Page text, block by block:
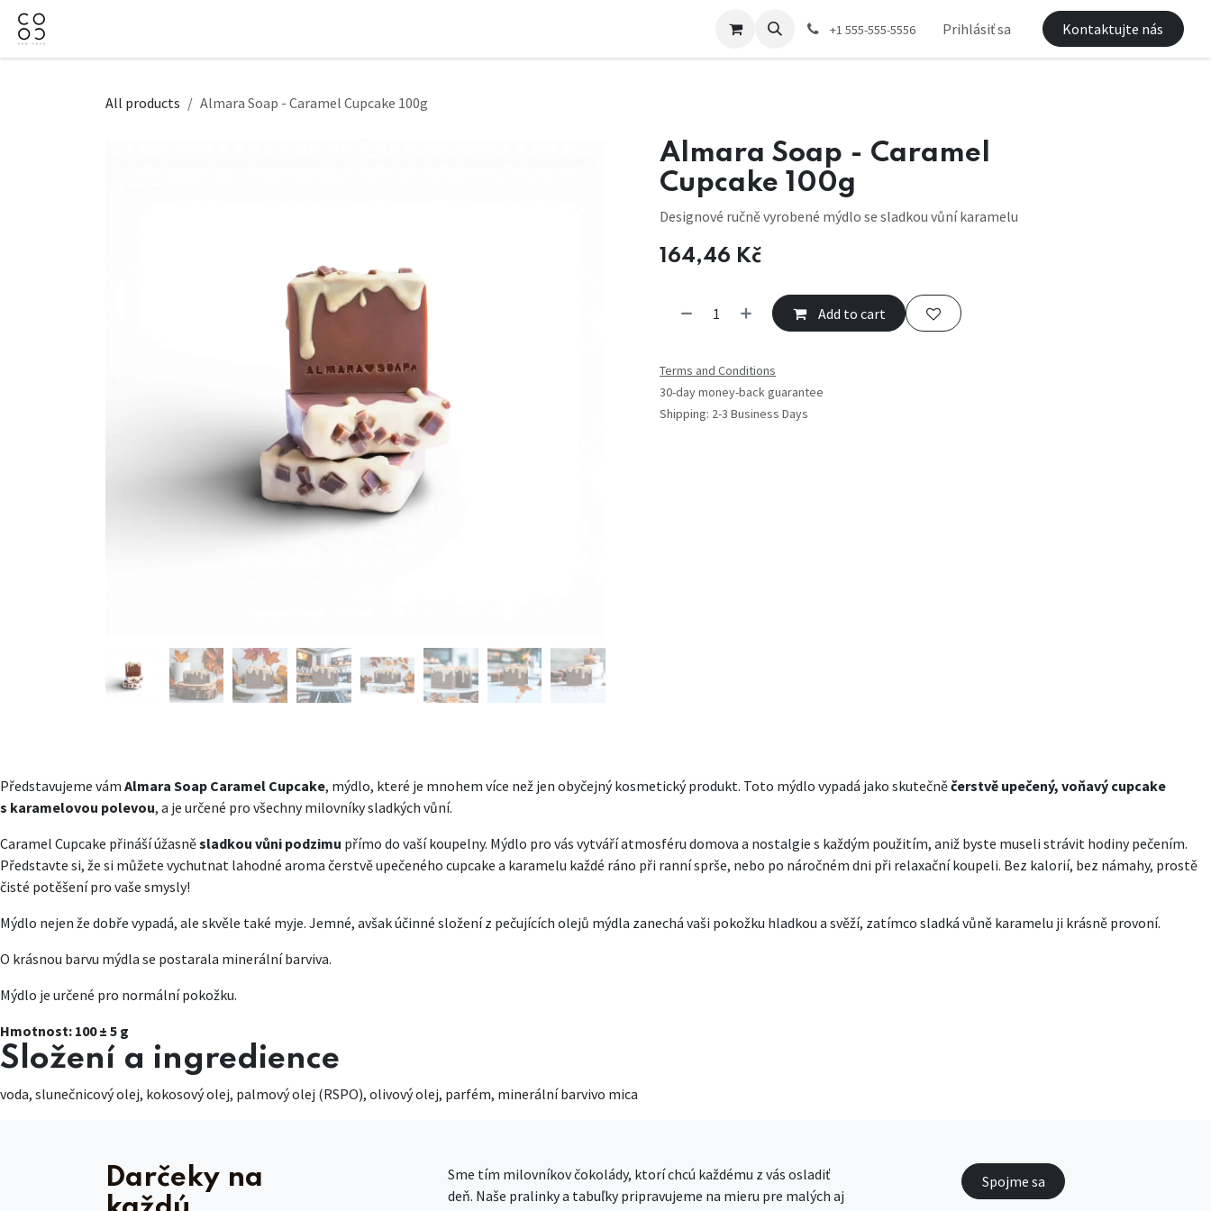
Skip to Content
+1 555-555-5556 Prihlásiť sa Kontaktujte nás
All products Almara Soap - Caramel Cupcake 100g
Almara Soap - Caramel
Cupcake 100g
Designové ručně vyrobené mýdlo se sladkou vůní karamelu
164,46 Kč
Add to cart
Terms and Conditions
30-day money-back guarantee
Shipping: 2-3 Business Days
Představujeme vám Almara Soap Caramel Cupcake, mýdlo, které je mnohem více než jen obyčejný kosmetický produkt. Toto mýdlo vypadá jako skutečněčerstvě upečený, voňavý cupcake
s karamelovou polevou, a je určené pro všechny milovníky sladkých vůní.
Caramel Cupcake přináší úžasněsladkou vůni podzimu přímo do vaší koupelny. Mýdlo pro vás vytváří atmosféru domova a nostalgie s každým použitím, aniž byste museli strávit hodiny pečením.
Představte si, že si můžete vychutnat lahodné aroma čerstvě upečeného cupcake a karamelu každé ráno při ranní sprše, nebo po náročném dni při relaxační koupeli. Bez kalorií, bez námahy, prostě
čisté potěšení pro vaše smysly!
Mýdlo nejen že dobře vypadá, ale skvěle také myje. Jemné, avšak účinné složení z pečujících olejů mýdla zanechá vaši pokožku hladkou a svěží, zatímco sladká vůně karamelu ji krásně provoní.
O krásnou barvu mýdla se postarala minerální barviva.
Mýdlo je určené pro normální pokožku.
Hmotnost: 100 ± 5 g
Složení a ingredience
voda, slunečnicový olej, kokosový olej, palmový olej (RSPO), olivový olej, parfém, minerální barvivo mica
Darčeky na
Sme tím milovníkov čokolády, ktorí chcú každému z vás osladiť
deň. Naše pralinky a tabuľky pripravujeme na mieru pre malých aj
Spojme sa